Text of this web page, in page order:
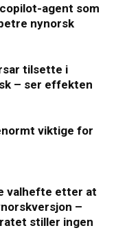
agent som
nynorsk
tilsette i
– ser effekten
viktige for
valhefte etter at
–
stiller ingen